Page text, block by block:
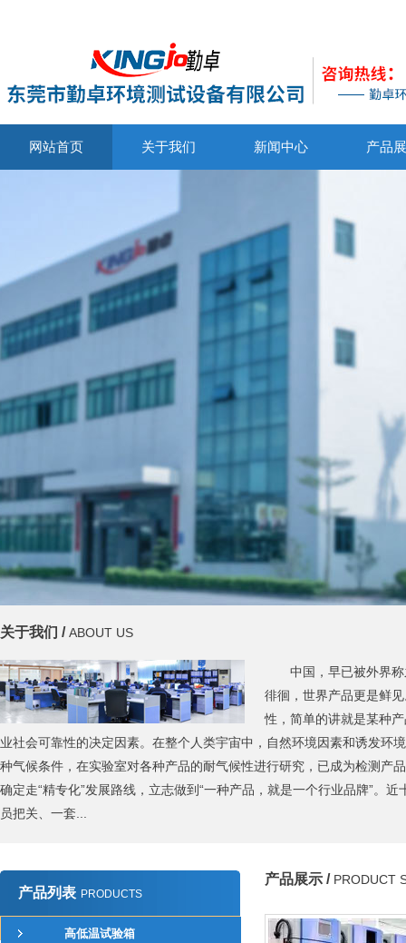
网站首页 关于我们 新闻中心 产品
关于我们 /ABOUT US
中国，早已被外界
徘徊，世界产品更是鲜
性，简单的讲就是某种
业社会可靠性的决定因素。在整个人类宇宙中，自然环境因素和诱发环
种气候条件，在实验室对各种产品的耐气候性进行研究，已成为检测产
确定走“精专化”发展路线，立志做到“一种产品，就是一个行业品牌”。
员把关、一套...
产品列表 PRODUCTS
高低温试验箱
产品展示 / PRODUCT